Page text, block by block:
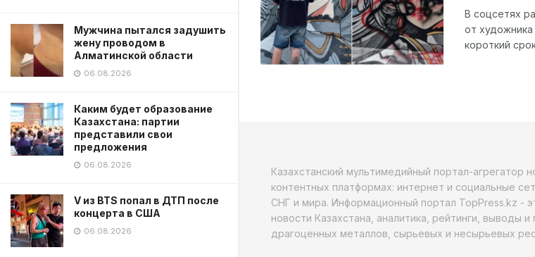
Мужчина пытался задушить
жену проводом в
Алматинской области
06.08.2026
Каким будет образование
Казахстана: партии
представили свои
предложения
06.08.2026
V из BTS попал в ДТП после
концерта в США
06.08.2026
В соцсетях
от
короткий
Казахстанский мультимедийный портал-агрегатор
контентных платформах: интернет и социальные
СНГ и мира. Информационный портал TopPress.kz -
новости Казахстана, аналитика, рейтинги, выводы
драгоценных металлов, сырьевых и несырьевых